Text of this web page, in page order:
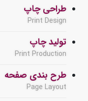
طراحی چاپ
Print Design
تولید چاپ
Print Production
طرح بندی صفحه
Page Layout